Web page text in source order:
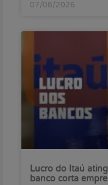
07/08/2026
Lucro do Itaú
banco corta